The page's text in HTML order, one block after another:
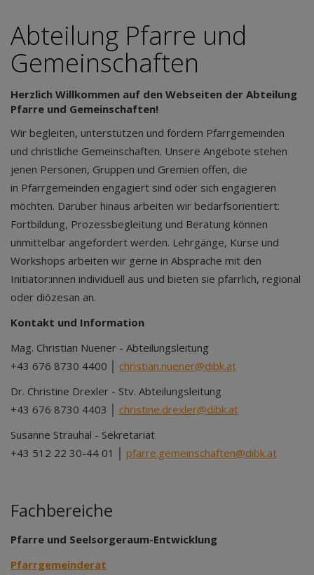
Abteilung Pfarre und
Gemeinschaften
Herzlich Willkommen auf den Webseiten der Abteilung
Pfarre und Gemeinschaften!
Wir begleiten, unterstützen und fördern Pfarrgemeinden
und christliche Gemeinschaften. Unsere Angebote stehen
jenen Personen, Gruppen und Gremien offen, die
in Pfarrgemeinden engagiert sind oder sich engagieren
möchten. Darüber hinaus arbeiten wir bedarfsorientiert:
Fortbildung, Prozessbegleitung und Beratung können
unmittelbar angefordert werden. Lehrgänge, Kurse und
Workshops arbeiten wir gerne in Absprache mit den
Initiator:innen individuell aus und bieten sie pfarrlich, regional
oder diözesan an.
Kontakt und Information
Mag. Christian Nuener - Abteilungsleitung
+43 676 8730 4400 │ christian.nuener@dibk.at
Dr. Christine Drexler - Stv. Abteilungsleitung
+43 676 8730 4403 │ christine.drexler@dibk.at
Susanne Strauhal - Sekretariat
+43 512 22 30-44 01 │ pfarre.gemeinschaften@dibk.at
Fachbereiche
Pfarre und Seelsorgeraum-Entwicklung
Pfarrgemeinderat